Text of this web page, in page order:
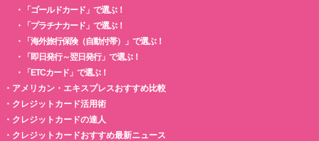
・
「ゴールドカード」で選ぶ！
・
「プラチナカード」で選ぶ！
・
「海外旅行保険（自動付帯）」で選ぶ！
・
「即日発行～翌日発行」で選ぶ！
・
「ETCカード」で選ぶ！
・ アメリカン・エキスプレスおすすめ比較
・ クレジットカード活用術
・ クレジットカードの達人
・ クレジットカードおすすめ最新ニュース